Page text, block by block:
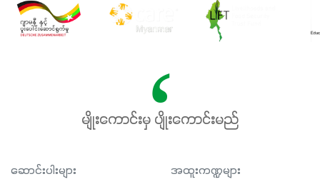
မျိုးကောင်းမှ ပျိုးကောင်းမည်
ဆောင်းပါးများ
အထူးကဏ္ဍများ